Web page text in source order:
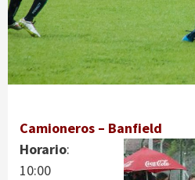
Camioneros – Banfield
Horario:
10:00